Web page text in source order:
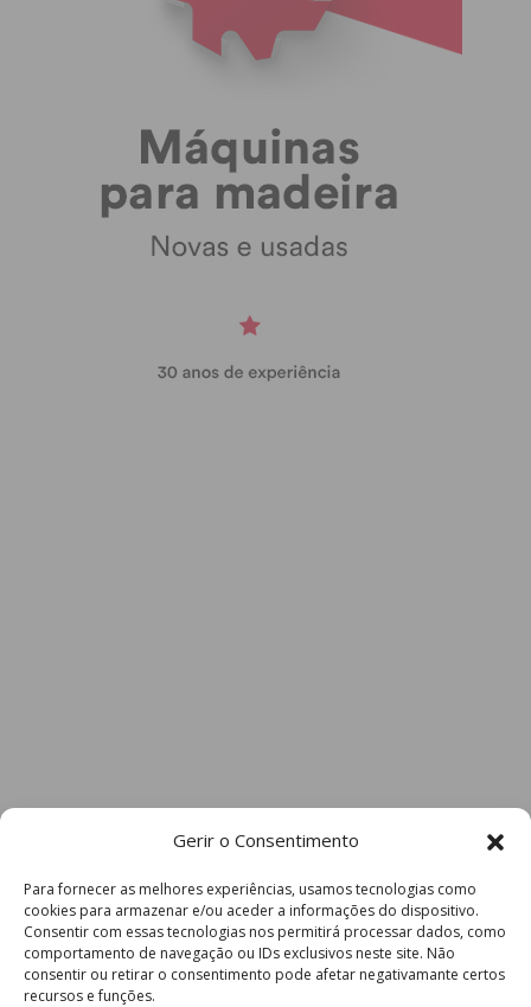
Gerir o Consentimento
Para fornecer as melhores experiências, usamos tecnologias como
cookies para armazenar e/ou aceder a informações do dispositivo.
Consentir com essas tecnologias nos permitirá processar dados, como
comportamento de navegação ou IDs exclusivos neste site. Não
consentir ou retirar o consentimento pode afetar negativamante certos
recursos e funções.